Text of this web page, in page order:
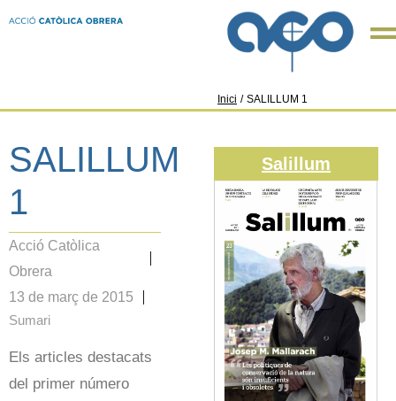
Inici / SALILLUM 1
SALILLUM
1
Acció Catòlica
Obrera
13 de març de 2015
Sumari
Els articles destacats
del primer número
Salillum